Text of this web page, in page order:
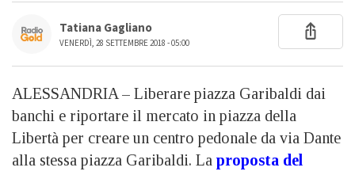
Tatiana Gagliano
VENERDÌ, 28 SETTEMBRE 2018 - 05:00
ALESSANDRIA – Liberare piazza Garibaldi dai
banchi e riportare il mercato in piazza della
Libertà per creare un centro pedonale da via Dante
alla stessa piazza Garibaldi. La proposta del